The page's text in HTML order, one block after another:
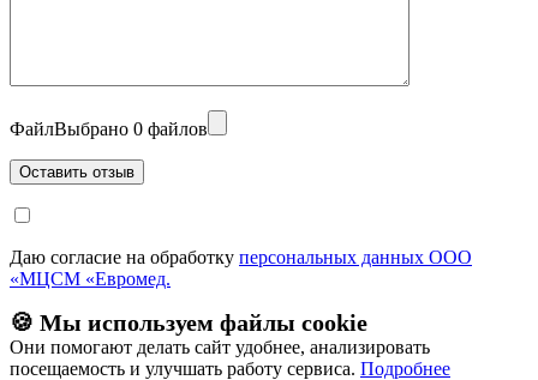
ФайлВыбрано 0 файлов
Даю согласие на обработку персональных данных ООО
«МЦСМ «Евромед.
🍪 Мы используем файлы cookie
Они помогают делать сайт удобнее, анализировать
посещаемость и улучшать работу сервиса. Подробнее